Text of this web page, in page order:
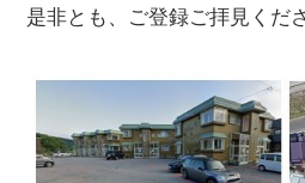
是非とも、ご登録ご拝見く